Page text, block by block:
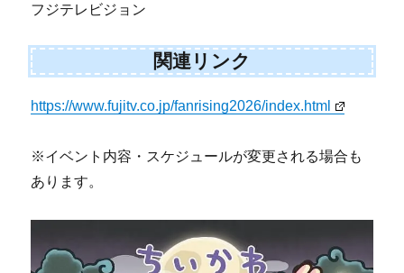
フジテレビジョン
関連リンク
https://www.fujitv.co.jp/fanrising2026/index.html
※イベント内容・スケジュールが変更される場合も
あります。